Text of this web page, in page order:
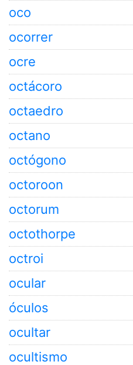
oco
ocorrer
ocre
octácoro
octaedro
octano
octógono
octoroon
octorum
octothorpe
octroi
ocular
óculos
ocultar
ocultismo